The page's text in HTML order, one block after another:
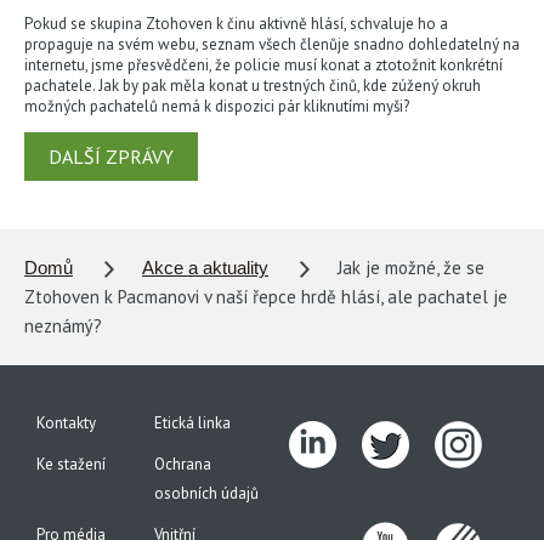
Pokud se skupina Ztohoven k činu aktivně hlásí, schvaluje ho a
propaguje na svém webu, seznam všech členůje snadno dohledatelný na
internetu, jsme přesvědčeni, že policie musí konat a ztotožnit konkrétní
pachatele. Jak by pak měla konat u trestných činů, kde zúžený okruh
možných pachatelů nemá k dispozici pár kliknutími myši?
DALŠÍ ZPRÁVY
Domů Akce a aktuality
Jak je možné, že se
Ztohoven k Pacmanovi v naší řepce hrdě hlásí, ale pachatel je
neznámý?
Kontakty
Etická linka
Ke stažení
Ochrana
osobních údajů
Pro média
Vnitřní